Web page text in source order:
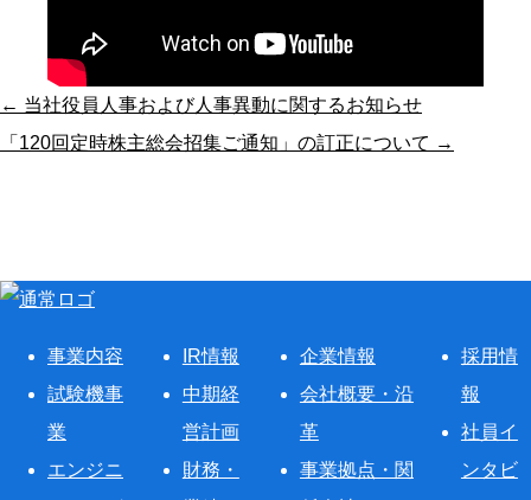
← 当社役員人事および人事異動に関するお知らせ
「120回定時株主総会招集ご通知」の訂正について →
事業内容
試験機事
業
エンジニ
IR情報
中期経
営計画
財務・
企業情報
会社概要・沿
革
事業拠点・関
採用情
報
社員イ
ンタビ